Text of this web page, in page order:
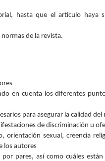
hasta que el artículo haya
de la revista.
en cuenta los diferentes
para asegurar la calidad
de discriminación u
sexual, creencia
los autores
pares, así como cuáles